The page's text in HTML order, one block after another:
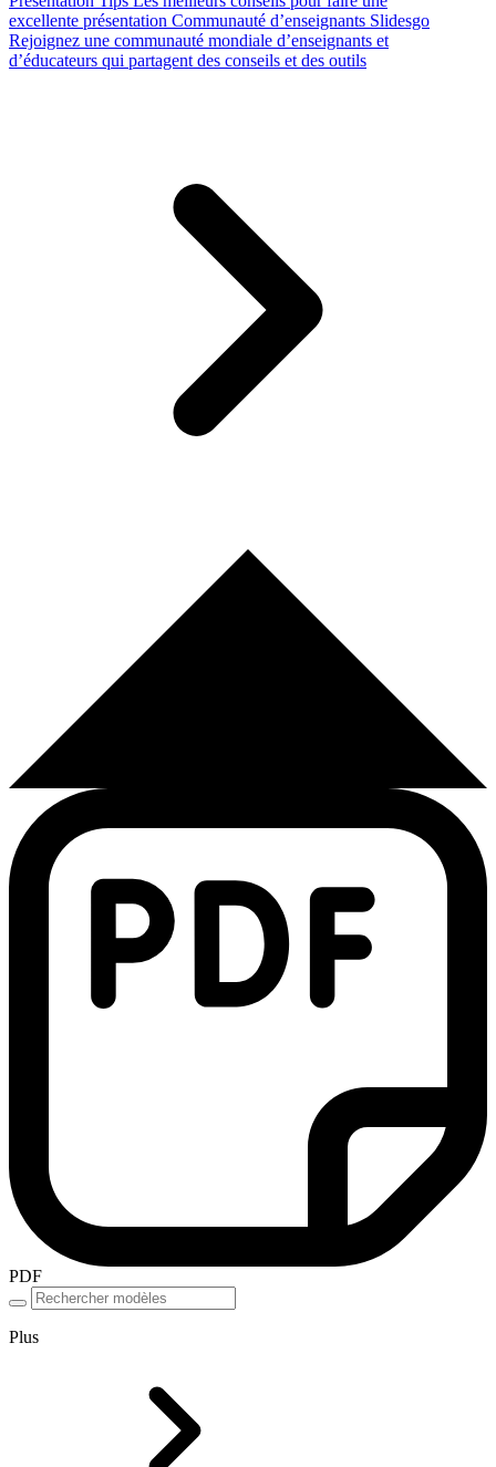
excellente présentation Communauté d’enseignants Slidesgo
Rejoignez une communauté mondiale d’enseignants et
d’éducateurs qui partagent des conseils et des outils
PDF
Plus